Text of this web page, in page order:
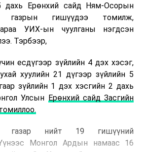
дахь Ерөнхий сайд Ням-Осорын
газрын гишүүдээ томилж,
УИХ-ын чуулганы нэгдсэн
Тэрбээр,
есдүгээр зүйлийн 4 дэх хэсэг,
хуулийн 21 дүгээр зүйлийн 5
зүйлийн 1 дэх хэсгийн 2 дахь
Улсын Ерөнхий сайд Засгийн
газар нийт 19 гишүүний
Үүнээс Монгол Ардын намаас 16